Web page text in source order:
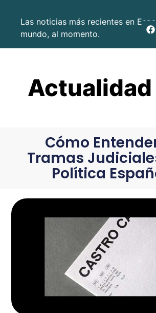
Las noticias más recientes en
mundo, al momento.
Actualidad
Cómo
Tramas
Política